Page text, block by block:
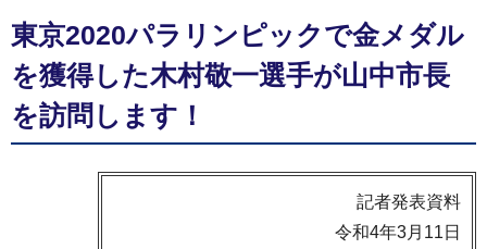
東京2020パラリンピックで金メダル
を獲得した木村敬一選手が山中市長
を訪問します！
記者発表資料
令和4年3月11日